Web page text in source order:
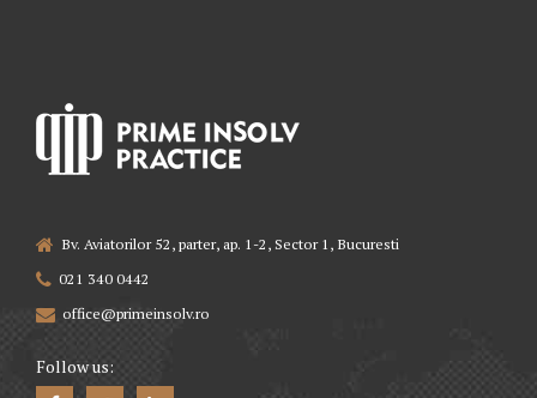
Bv. Aviatorilor 52, parter, ap. 1-2, Sector 1, Bucuresti
021 340 0442
office@primeinsolv.ro
Follow us: